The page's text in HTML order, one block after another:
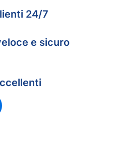
24/7
e sicuro